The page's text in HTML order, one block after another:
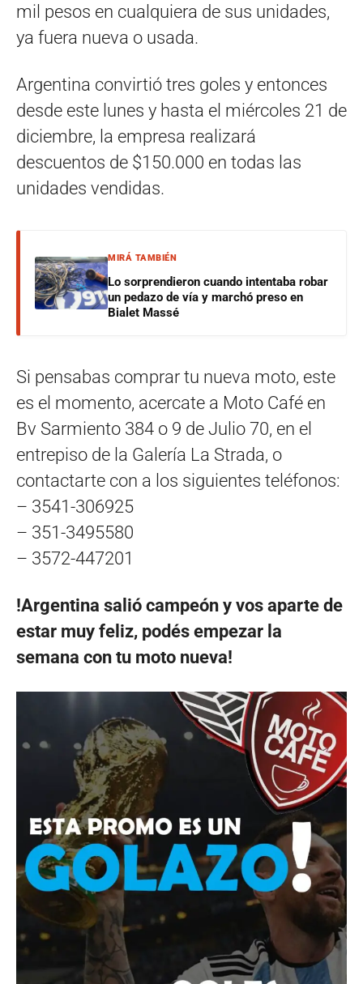
mil pesos en cualquiera de sus unidades,
ya fuera nueva o usada.
Argentina convirtió tres goles y entonces
desde este lunes y hasta el miércoles 21 de
diciembre, la empresa realizará
descuentos de $150.000 en todas las
unidades vendidas.
MIRÁ TAMBIÉN
Lo sorprendieron cuando intentaba robar
un pedazo de vía y marchó preso en
Bialet Massé
Si pensabas comprar tu nueva moto, este
es el momento, acercate a Moto Café en
Bv Sarmiento 384 o 9 de Julio 70, en el
entrepiso de la Galería La Strada, o
contactarte con a los siguientes teléfonos:
– 3541-306925
– 351-3495580
– 3572-447201
!Argentina salió campeón y vos aparte de
estar muy feliz, podés empezar la
semana con tu moto nueva!